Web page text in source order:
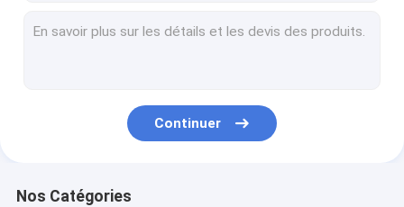
Carnet de cuir d'unité centrale
Continuer
Nos Catégories